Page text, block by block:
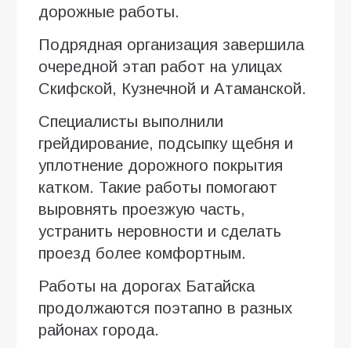
дорожные работы.
Подрядная организация завершила
очередной этап работ на улицах
Скифской, Кузнечной и Атаманской.
Специалисты выполнили
грейдирование, подсыпку щебня и
уплотнение дорожного покрытия
катком. Такие работы помогают
выровнять проезжую часть,
устранить неровности и сделать
проезд более комфортным.
Работы на дорогах Батайска
продолжаются поэтапно в разных
районах города.